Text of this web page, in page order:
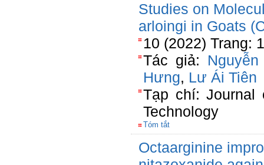
Studies on
arloingi in Goats
10 (2022) Trang:
Tác giả:
Hưng, Lư Ái Tiên
Tạp chí: Journal
Technology
Tóm tắt
Octaarginine